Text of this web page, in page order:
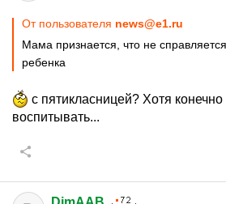
От пользователя news@e1.ru
Мама признается, что не
ребенка
с пятикласницей? Хотя
воспитывать...